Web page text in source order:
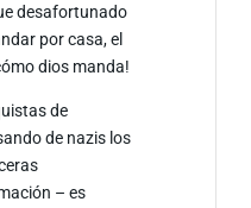
desafortunado
por casa, el
dios manda!
de
de nazis los
– es